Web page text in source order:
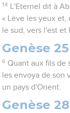
14
L'Eternel dit à
« Lève les yeux
le sud, vers l'est et
Genèse 25
6 Quant aux fils de
les envoya de son
un pays d'Orient.
Genèse 28